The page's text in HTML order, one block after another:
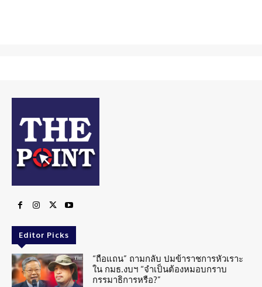
Editor Picks
“ถือแถน” ถามกลับ ปมข้าราชการหัวเราะ
ใน กมธ.งบฯ “จำเป็นต้องหมอบกราบ
กรรมาธิการหรือ?”